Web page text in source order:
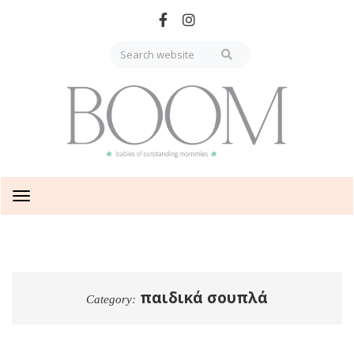
Toggle
navigation
Category: παιδικά σουπλά